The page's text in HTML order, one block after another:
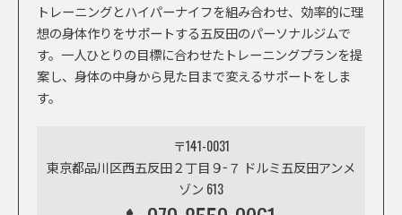
トレーニングとハイパーナイフを組み合わせ、効率的に理
想の身体作りをサポートする五反田のパーソナルジムで
す。一人ひとりの目標に合わせたトレーニングプランを提
案し、身体の中身から見た目まで変えるサポートをしま
す。
〒141-0031
東京都品川区西五反田２丁目９−７ ドルミ五反田アンメ
ゾン 613